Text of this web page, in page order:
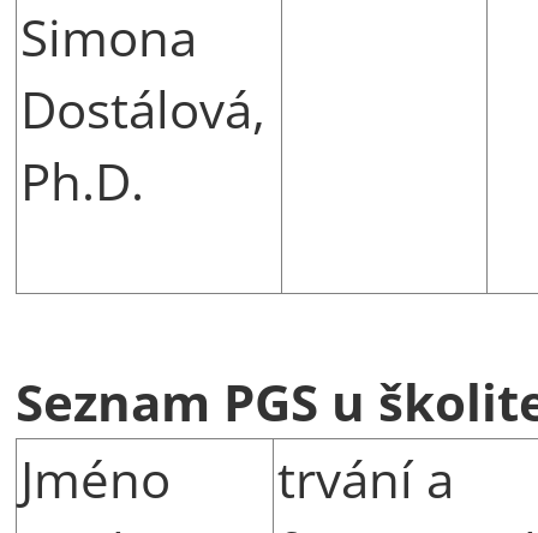
Simona
Dostálová,
Ph.D.
Seznam PGS u
Jméno
trvání a